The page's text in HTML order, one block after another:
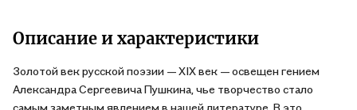
Описание и характеристики
Золотой век русской поэзии — XIX век — освещен гением
Александра Сергеевича Пушкина, чье творчество стало
самым заметным явлением в нашей литературе. В это